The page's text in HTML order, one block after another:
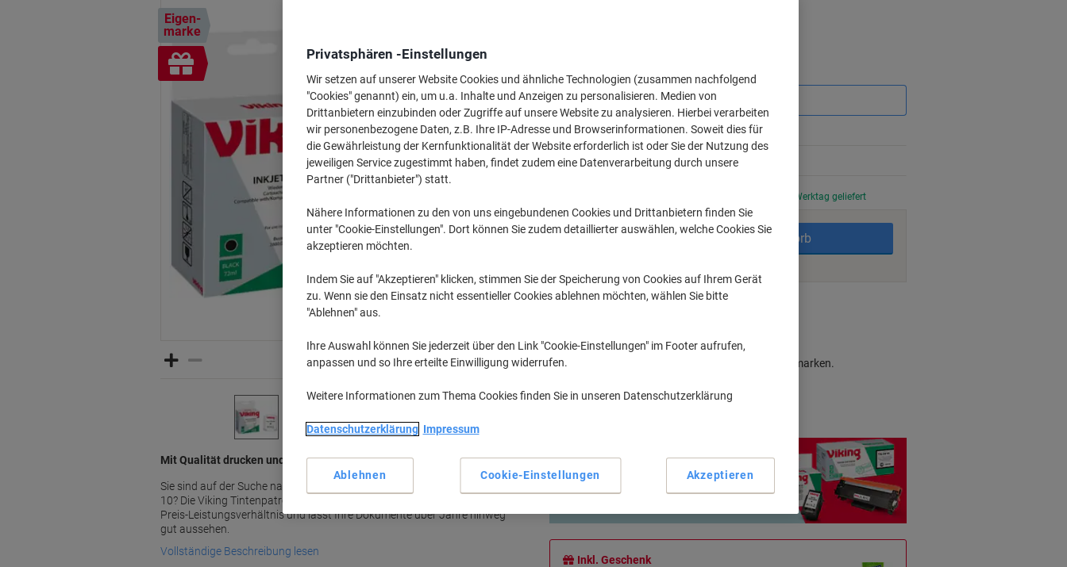
Eigen-
marke
Inkl.
Geschenk
Mit Qualität drucken und mehr Geld für andere Dinge übrig haben
Sie sind auf der Suche nach einer kompatiblen Tintenpatrone für die HP
10? Die Viking Tintenpatrone in Schwarz bietet ein unvergleichliches
Preis-Leistungsverhältnis und lässt Ihre Dokumente über Jahre hinweg
gut aussehen.
Vollständige Beschreibung lesen
Menge exkl. USt
1 Stück 8,79 €
2Stück 8,69 € -1%
3+Stück 8,49 € -3%
Vor 17:00 Uhr bestellt, am nächsten Werktag geliefert
Menge
In den Warenkorb
Lieferinformationen
Haupteigenschaften
Sparen Sie bis zu 40 % im Vergleich zu Originalmarken.
10 Jahre Garantie
Viking Tinte & Toner FAQs
Inkl. Geschenk
Privatsphären -Einstellungen
Wir setzen auf unserer Website Cookies und ähnliche Technologien (zusammen nachfolgend
"Cookies" genannt) ein, um u.a. Inhalte und Anzeigen zu personalisieren. Medien von
Drittanbietern einzubinden oder Zugriffe auf unsere Website zu analysieren. Hierbei verarbeiten
wir personenbezogene Daten, z.B. Ihre IP-Adresse und Browserinformationen. Soweit dies für
die Gewährleistung der Kernfunktionalität der Website erforderlich ist oder Sie der Nutzung des
jeweiligen Service zugestimmt haben, findet zudem eine Datenverarbeitung durch unsere
Partner ("Drittanbieter") statt.
Nähere Informationen zu den von uns eingebundenen Cookies und Drittanbietern finden Sie
unter "Cookie-Einstellungen". Dort können Sie zudem detaillierter auswählen, welche Cookies Sie
akzeptieren möchten.
Indem Sie auf "Akzeptieren" klicken, stimmen Sie der Speicherung von Cookies auf Ihrem Gerät
zu. Wenn sie den Einsatz nicht essentieller Cookies ablehnen möchten, wählen Sie bitte
"Ablehnen" aus.
Ihre Auswahl können Sie jederzeit über den Link "Cookie-Einstellungen" im Footer aufrufen,
anpassen und so Ihre erteilte Einwilligung widerrufen.
Weitere Informationen zum Thema Cookies finden Sie in unseren Datenschutzerklärung
Datenschutzerklärung Impressum
Cookie-Einstellungen
Ablehnen Akzeptieren